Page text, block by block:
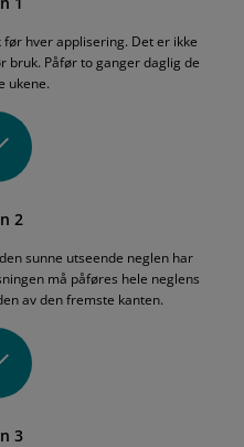
hver applisering. Det er ikke
bruk. Påfør to ganger daglig de
ukene.
2
sunne utseende neglen har
må påføres hele neglens
av den fremste kanten.
3